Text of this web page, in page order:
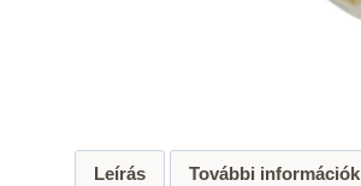
Leírás További információk